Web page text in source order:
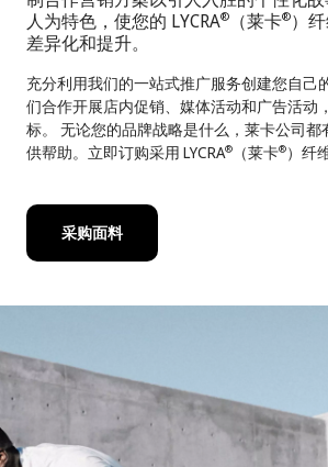
人为特色，使您的 LYCRA® （莱卡®）
差异化和提升。
充分利用我们的一站式推广服务创建您自己
们合作开展店内促销、媒体活动和广告活动
标。 无论您的品牌战略是什么，莱卡公司都
供帮助。立即订购采用 LYCRA® （莱卡®）纤
采购面料